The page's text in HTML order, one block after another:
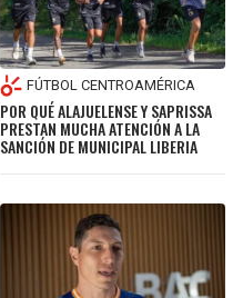
FÚTBOL CENTROAMÉRICA
POR QUÉ ALAJUELENSE Y SAPRISSA
PRESTAN MUCHA ATENCIÓN A LA
SANCIÓN DE MUNICIPAL LIBERIA